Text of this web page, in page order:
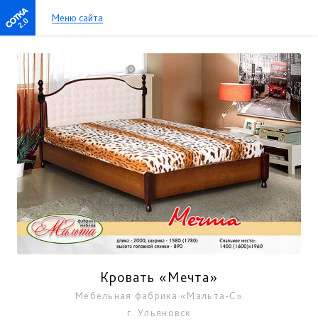
2.0 Меню сайта
Кровать «Мечта»
Мебельная фабрика «Мальта-С»
г. Ульяновск